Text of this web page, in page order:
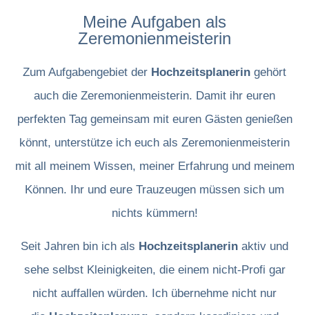
Meine Aufgaben als
Zeremonienmeisterin
Zum Aufgabengebiet der Hochzeitsplanerin gehört
auch die Zeremonienmeisterin. Damit ihr euren
perfekten Tag gemeinsam mit euren Gästen genießen
könnt, unterstütze ich euch als Zeremonienmeisterin
mit all meinem Wissen, meiner Erfahrung und meinem
Können. Ihr und eure Trauzeugen müssen sich um
nichts kümmern!
Seit Jahren bin ich als Hochzeitsplanerin aktiv und
sehe selbst Kleinigkeiten, die einem nicht-Profi gar
nicht auffallen würden. Ich übernehme nicht nur